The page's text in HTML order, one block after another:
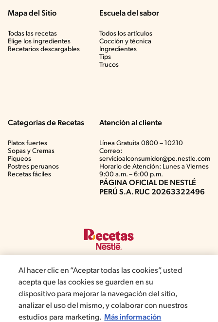
Mapa del Sitio
Todas las recetas
Elige los ingredientes
Recetarios descargables
Escuela del sabor
Todos los artículos
Cocción y técnica
Ingredientes
Tips
Trucos
Categorias de Recetas
Platos fuertes
Sopas y Cremas
Piqueos
Postres peruanos
Recetas fáciles
Atención al cliente
Línea Gratuita 0800 – 10210
Correo:
servicioalconsumidor@pe.nestle.com
Horario de Atención: Lunes a Viernes
9:00 a.m. – 6:00 p.m.
PÁGINA OFICIAL DE NESTLÉ
PERÚ S.A. RUC 20263322496
©2019, Nestlé. Marcas registradas por Société del Produits Nestlé,
S.A. Vevey (Suiza)
Términos y Condiciones de Promociones Aviso de privacidad
Al hacer clic en “Aceptar todas las cookies”, usted
acepta que las cookies se guarden en su
dispositivo para mejorar la navegación del sitio,
analizar el uso del mismo, y colaborar con nuestros
estudios para marketing. Más información